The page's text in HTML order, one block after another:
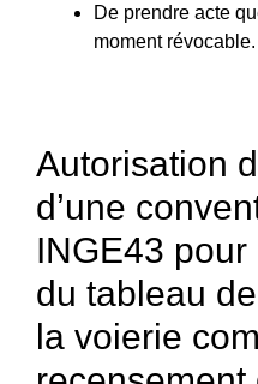
De prendre acte
moment révocable.
Autorisation
d’une
INGE43
du tableau
la voierie